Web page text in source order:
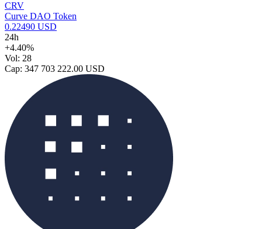
CRV
Curve DAO Token
0.22490 USD
24h
+4.40%
Vol: 28
Cap: 347 703 222.00 USD